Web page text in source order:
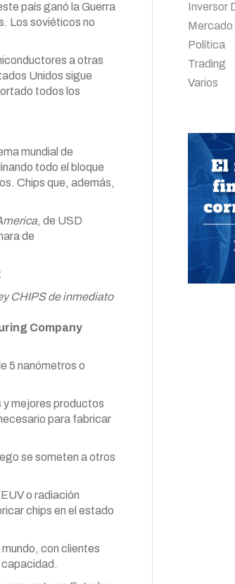
país ganó la Guerra
Los soviéticos no
a otras
Unidos sigue
todos los
mundial de
todo el bloque
Chips que, además,
, de USD
de
CHIPS de inmediato
Company
5 nanómetros o
y mejores productos
para fabricar
se someten a otros
o radiación
chips en el estado
con clientes
capacidad.
Inversor
Mercado
Política
Trading
Varios